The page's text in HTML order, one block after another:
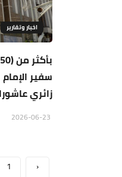
اخبار وتقارير
سفير
زائري
‹
1